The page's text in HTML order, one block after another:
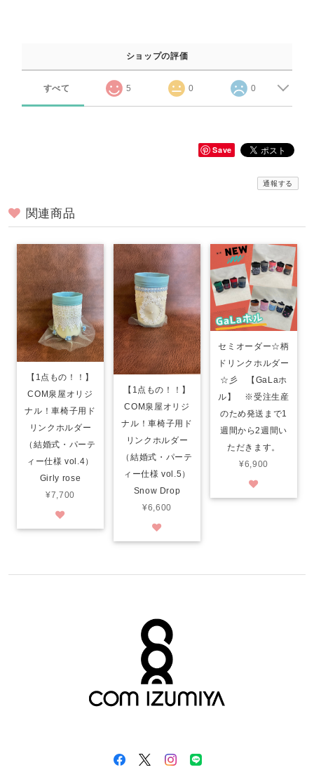
ショップの評価
すべて 5 0 0
Save
通報する
関連商品
【1点もの！！】
COM泉屋オリジ
ナル！車椅子用ド
リンクホルダー
（結婚式・パーテ
ィー仕様 vol.4）
Girly rose
¥7,700
【1点もの！！】
COM泉屋オリジ
ナル！車椅子用ド
リンクホルダー
（結婚式・パーテ
ィー仕様 vol.5）
Snow Drop
¥6,600
セミオーダー☆柄
ドリンクホルダー
☆彡 【GaLaホ
ル】 ※受注生産
のため発送まで1
週間から2週間い
ただきます。
¥6,900